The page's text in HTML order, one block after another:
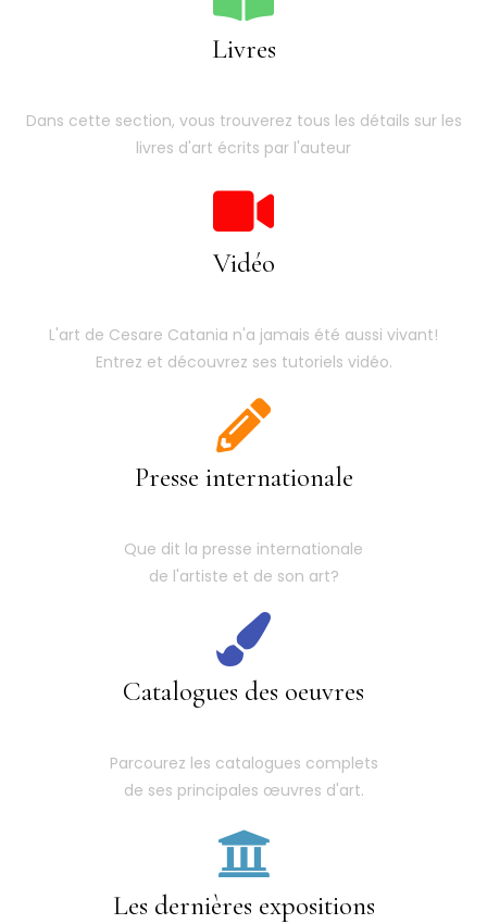
Livres
Dans cette section, vous trouverez tous les détails sur les
livres d'art écrits par l'auteur
Vidéo
L'art de Cesare Catania n'a jamais été aussi vivant!
Entrez et découvrez ses tutoriels vidéo.
Presse internationale
Que dit la presse internationale
de l'artiste et de son art?
Catalogues des oeuvres
Parcourez les catalogues complets
de ses principales œuvres d'art.
Les dernières expositions